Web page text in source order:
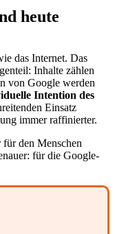
heute
das Internet. Das
Inhalte zählen
von Google werden
Intention des
Einsatz
immer raffinierter.
den Menschen
für die Google-